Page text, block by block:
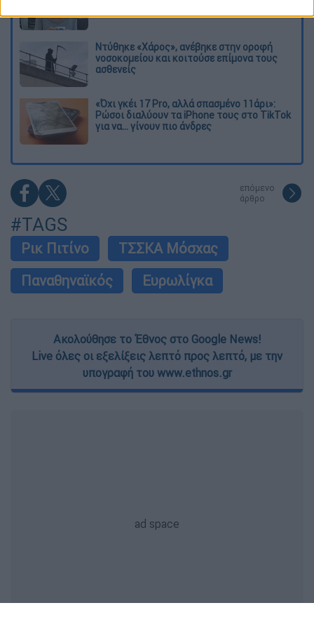
Ντύθηκε «Χάρος», ανέβηκε στην οροφή
νοσοκομείου και κοιτούσε επίμονα τους
ασθενείς
«Όχι γκέι 17 Pro, αλλά σπασμένο 11άρι»:
Ρώσοι διαλύουν τα iPhone τους στο TikTok
για να... γίνουν πιο άνδρες
επόμενο
άρθρο
#TAGS
Ρικ Πιτίνο
ΤΣΣΚΑ Μόσχας
Παναθηναϊκός
Ευρωλίγκα
Ακολούθησε το Έθνος στο Google News!
Live όλες οι εξελίξεις λεπτό προς λεπτό, με την
υπογραφή του www.ethnos.gr